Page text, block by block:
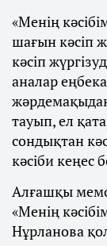
«Менің
шағын кәсіп
кәсіп
аналар
тауып, ел
сондықтан
кәсіби кеңес
Алғашқы
«Менің
Нұрланова